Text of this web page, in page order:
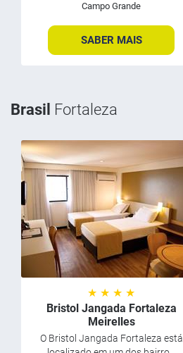
Campo Grande
SABER MAIS
Brasil Fortaleza
★ ★ ★ ★
Bristol Jangada Fortaleza
Meirelles
O Bristol Jangada Fortaleza está